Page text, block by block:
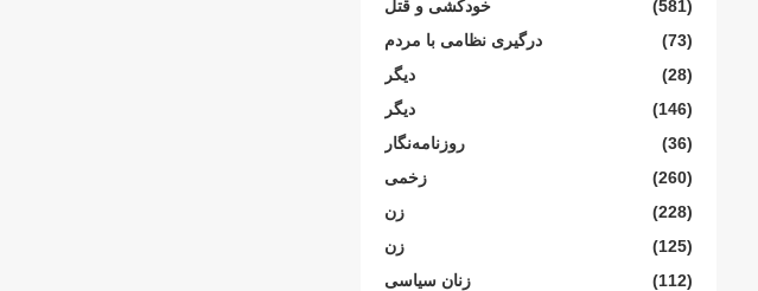
خودکشی و قتل
(581)
درگیری نظامی با مردم
(73)
دیگر
(28)
دیگر
(146)
روزنامەنگار
(36)
زخمی
(260)
زن
(228)
زن
(125)
زنان سیاسی
(112)